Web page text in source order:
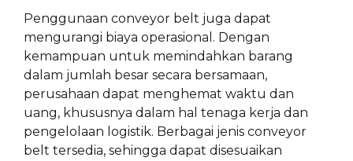
Penggunaan conveyor belt juga dapat
mengurangi biaya operasional. Dengan
kemampuan untuk memindahkan barang
dalam jumlah besar secara bersamaan,
perusahaan dapat menghemat waktu dan
uang, khususnya dalam hal tenaga kerja dan
pengelolaan logistik. Berbagai jenis conveyor
belt tersedia, sehingga dapat disesuaikan